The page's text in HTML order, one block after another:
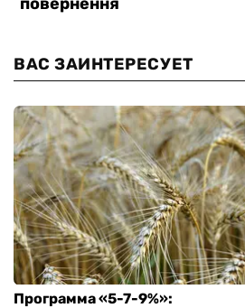
ВАС ЗАИНТЕРЕСУЕТ
Программа «5-7-9%»: